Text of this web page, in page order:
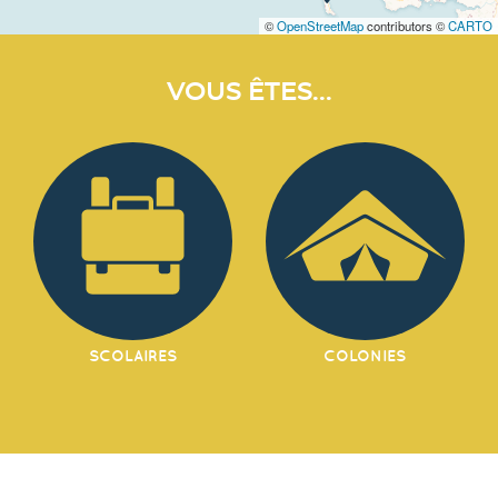
©OpenStreetMapcontributors ©CARTO
VOUS ÊTES...
SCOLAIRES COLONIES